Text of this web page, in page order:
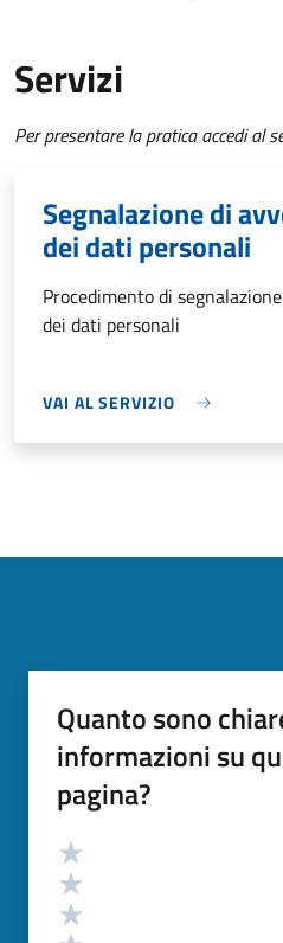
Servizi
Per presentare la pratica accedi al
Segnalazione di
dei dati personali
Procedimento di
dei dati personali
VAI AL SERVIZIO
Quanto sono
informazioni su
pagina?
Valutazione